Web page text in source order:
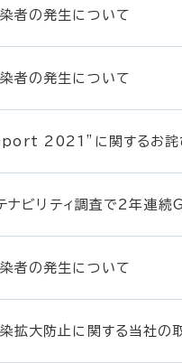
者の発生について
者の発生について
2021”に関するお詫
ビリティ調査で2年連続
者の発生について
拡大防止に関する当社の